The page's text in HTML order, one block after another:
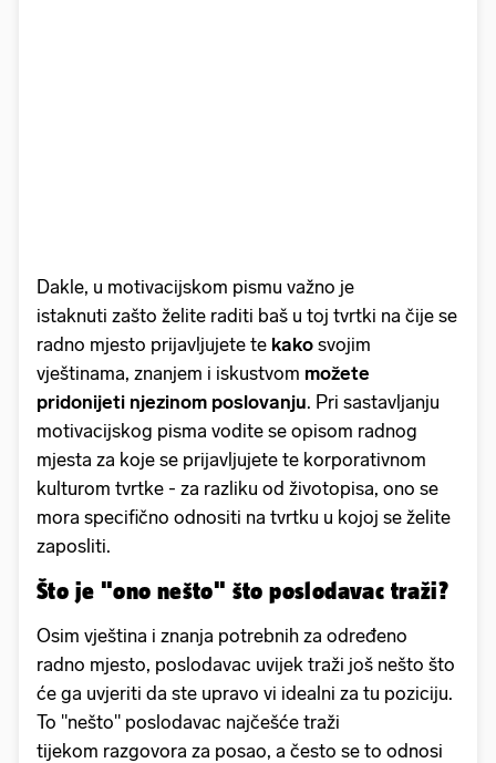
Dakle, u motivacijskom pismu važno je
istaknuti zašto želite raditi baš u toj tvrtki na čije se
radno mjesto prijavljujete te kako svojim
vještinama, znanjem i iskustvom možete
pridonijeti njezinom poslovanju. Pri sastavljanju
motivacijskog pisma vodite se opisom radnog
mjesta za koje se prijavljujete te korporativnom
kulturom tvrtke - za razliku od životopisa, ono se
mora specifično odnositi na tvrtku u kojoj se želite
zaposliti.
Što je "ono nešto" što poslodavac traži?
Osim vještina i znanja potrebnih za određeno
radno mjesto, poslodavac uvijek traži još nešto što
će ga uvjeriti da ste upravo vi idealni za tu poziciju.
To "nešto" poslodavac najčešće traži
tijekom razgovora za posao, a često se to odnosi